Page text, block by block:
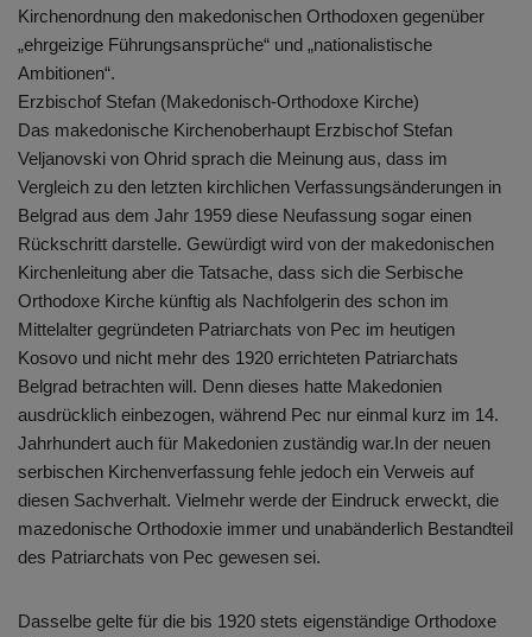
Kirchenordnung den makedonischen Orthodoxen gegenüber
„ehrgeizige Führungsansprüche“ und „nationalistische
Ambitionen“.
Erzbischof Stefan (Makedonisch-Orthodoxe Kirche)
Das makedonische Kirchenoberhaupt Erzbischof Stefan
Veljanovski von Ohrid sprach die Meinung aus, dass im
Vergleich zu den letzten kirchlichen Verfassungsänderungen in
Belgrad aus dem Jahr 1959 diese Neufassung sogar einen
Rückschritt darstelle. Gewürdigt wird von der makedonischen
Kirchenleitung aber die Tatsache, dass sich die Serbische
Orthodoxe Kirche künftig als Nachfolgerin des schon im
Mittelalter gegründeten Patriarchats von Pec im heutigen
Kosovo und nicht mehr des 1920 errichteten Patriarchats
Belgrad betrachten will. Denn dieses hatte Makedonien
ausdrücklich einbezogen, während Pec nur einmal kurz im 14.
Jahrhundert auch für Makedonien zuständig war.In der neuen
serbischen Kirchenverfassung fehle jedoch ein Verweis auf
diesen Sachverhalt. Vielmehr werde der Eindruck erweckt, die
mazedonische Orthodoxie immer und unabänderlich Bestandteil
des Patriarchats von Pec gewesen sei.
Dasselbe gelte für die bis 1920 stets eigenständige Orthodoxe